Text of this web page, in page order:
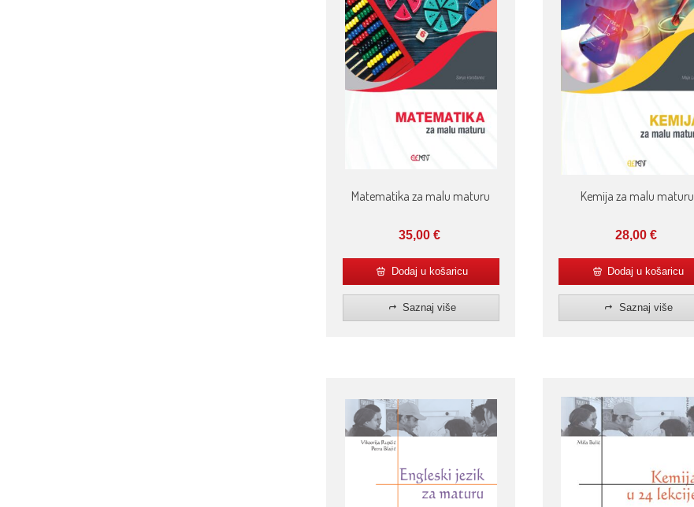
Matematika za malu maturu
35,00€
Dodaj u košaricu
Saznaj više
Kemija za malu maturu
28,00 €
Dodaj u košaricu
Saznaj više